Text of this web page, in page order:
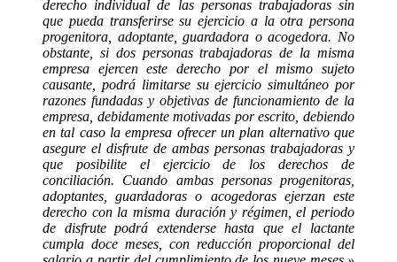
derecho individual de las personas trabajadoras sin
que pueda transferirse su ejercicio a la otra persona
progenitora, adoptante, guardadora o acogedora. No
obstante, si dos personas trabajadoras de la misma
empresa ejercen este derecho por el mismo sujeto
causante, podrá limitarse su ejercicio simultáneo por
razones fundadas y objetivas de funcionamiento de la
empresa, debidamente motivadas por escrito, debiendo
en tal caso la empresa ofrecer un plan alternativo que
asegure el disfrute de ambas personas trabajadoras y
que posibilite el ejercicio de los derechos de
conciliación. Cuando ambas personas progenitoras,
adoptantes, guardadoras o acogedoras ejerzan este
derecho con la misma duración y régimen, el periodo
de disfrute podrá extenderse hasta que el lactante
cumpla doce meses, con reducción proporcional del